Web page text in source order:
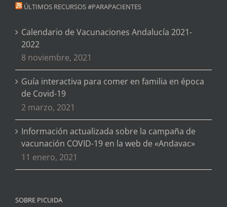
ÚLTIMOS RECURSOS #PARAPACIENTES
Calendario de Vacunaciones Andalucía 2021-
2022
8 noviembre, 2021
Guía interactiva para comer en familia en época
de Covid-19
2 marzo, 2021
Información actualizada sobre la campaña de
vacunación COVID-19 en la web de «Andavac»
11 enero, 2021
SOBRE PICUIDA